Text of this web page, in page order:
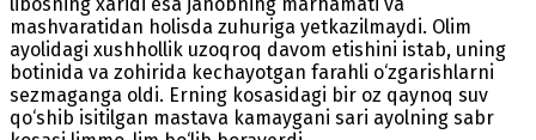
mashvaratidan holisda zuhuriga yetkazilmaydi. Olim
ayolidagi xushhollik uzoqroq davom etishini istab, uning
botinida va zohirida kechayotgan farahli o‘zgarishlarni
sezmaganga oldi. Erning kosasidagi bir oz qaynoq suv
qo‘shib isitilgan mastava kamaygani sari ayolning sabr